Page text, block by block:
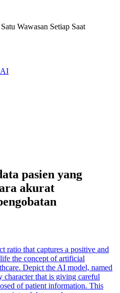
Wawasan Setiap Saat
AI
pasien yang
akurat